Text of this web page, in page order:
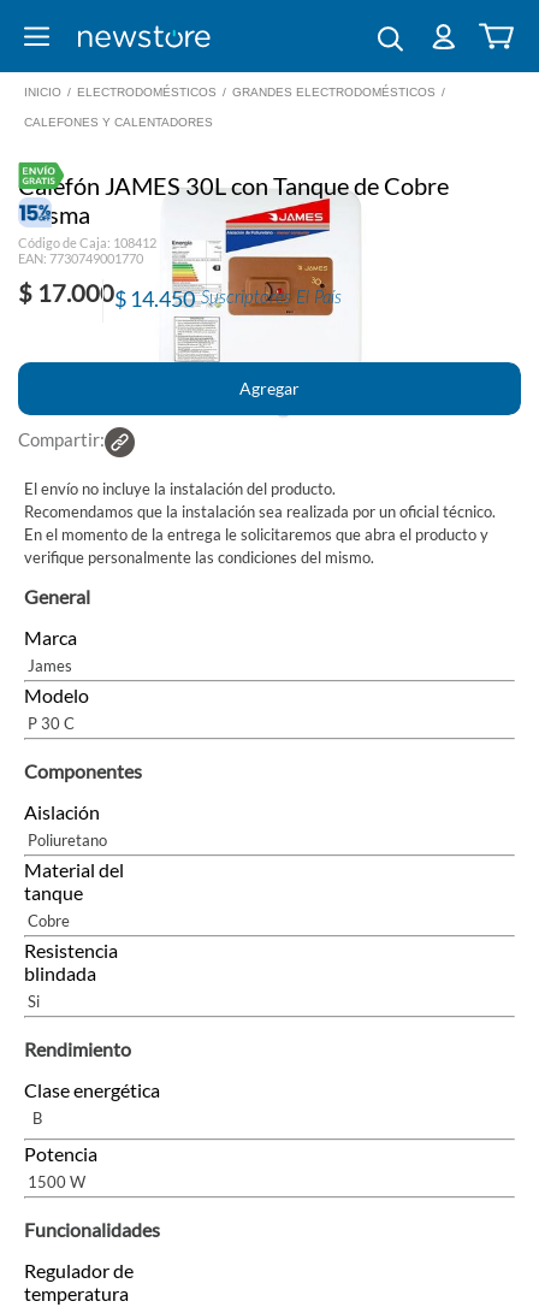
INICIO / ELECTRODOMÉSTICOS / GRANDES ELECTRODOMÉSTICOS /
CALEFONES Y CALENTADORES
Calefón JAMES 30L con Tanque de Cobre
Prisma
Código de Caja: 108412
EAN: 7730749001770
$ 17.000 Suscriptores El País
$ 14.450
Compartir:
El envío no incluye la instalación del producto.
Recomendamos que la instalación sea realizada por un oficial técnico.
En el momento de la entrega le solicitaremos que abra el producto y
verifique personalmente las condiciones del mismo.
General
Marca
James
Modelo
P 30 C
Componentes
Aislación
Poliuretano
Material del
tanque
Cobre
Resistencia
blindada
Si
Rendimiento
Clase energética
B
Potencia
1500 W
Funcionalidades
Regulador de
temperatura